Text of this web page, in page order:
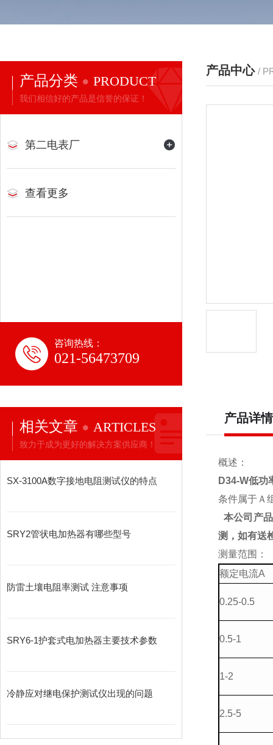
产品分类 PRODUCT
我们相信好的产品是信誉的保证！
第二电表厂
查看更多
咨询热线：
021-56473709
相关文章 ARTICLES
致力于成为更好的解决方案供应商！
SX-3100A数字接地电阻测试仪的特点
SRY2管状电加热器有哪些型号
防雷土壤电阻率测试 注意事项
SRY6-1护套式电加热器主要技术参数
冷静应对继电保护测试仪出现的问题
产品中心 /
产品详情
概述：
D34-W低功
条件属于Ａ
本公司产
测，如有送
测量范围：
额定电流A
0.25-0.5
0.5-1
1-2
2.5-5